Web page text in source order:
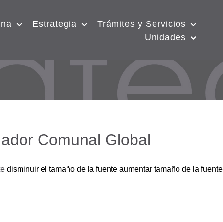
Estrategia
Trámites y Servicios
Unidades
Comunal Global
disminuir el tamaño de la fuente aumentar tamaño de la fuente